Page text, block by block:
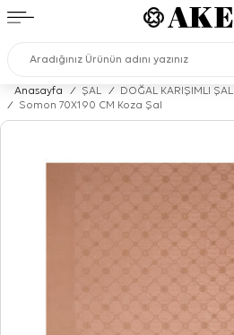
Anasayfa / ŞAL /
DOĞAL KARIŞIMLI ŞAL
/
Somon 70X190 CM Koza Şal